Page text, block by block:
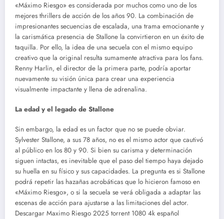
«Máximo Riesgo» es considerada por muchos como uno de los
mejores thrillers de acción de los años 90. La combinación de
impresionantes secuencias de escalada, una trama emocionante y
la carismática presencia de Stallone la convirtieron en un éxito de
taquilla. Por ello, la idea de una secuela con el mismo equipo
creativo que la original resulta sumamente atractiva para los fans.
Renny Harlin, el director de la primera parte, podría aportar
nuevamente su visión única para crear una experiencia
visualmente impactante y llena de adrenalina.
La edad y el legado de Stallone
Sin embargo, la edad es un factor que no se puede obviar.
Sylvester Stallone, a sus 78 años, no es el mismo actor que cautivó
al público en los 80 y 90. Si bien su carisma y determinación
siguen intactas, es inevitable que el paso del tiempo haya dejado
su huella en su físico y sus capacidades. La pregunta es si Stallone
podrá repetir las hazañas acrobáticas que lo hicieron famoso en
«Máximo Riesgo», o si la secuela se verá obligada a adaptar las
escenas de acción para ajustarse a las limitaciones del actor.
Descargar Maximo Riesgo 2025 torrent 1080 4k español